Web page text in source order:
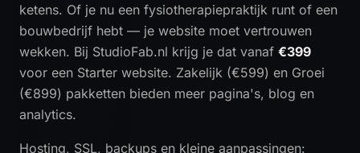
ketens. Of je nu een fysiotherapiepraktijk runt of een
bouwbedrijf hebt — je website moet vertrouwen
wekken. Bij StudioFab.nl krijg je dat vanaf €399
voor een Starter website. Zakelijk (€599) en Groei
(€899) pakketten bieden meer pagina's, blog en
analytics.
Hosting, SSL, backups en kleine aanpassingen: